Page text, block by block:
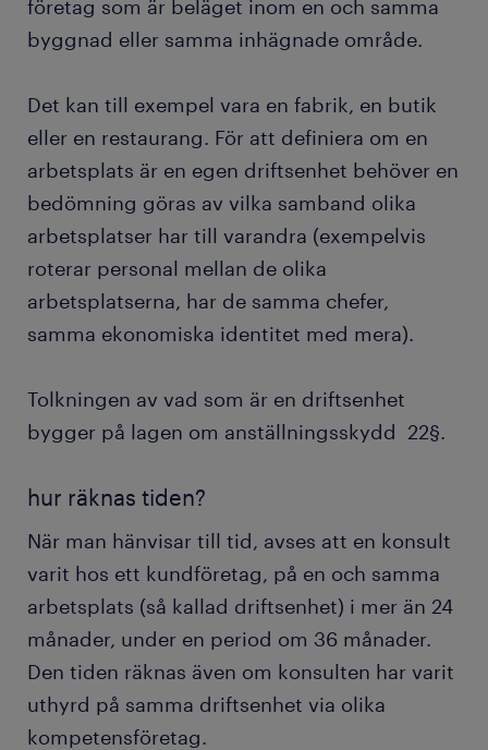
företag som är beläget inom en och samma
byggnad eller samma inhägnade område.
Det kan till exempel vara en fabrik, en butik
eller en restaurang. För att definiera om en
arbetsplats är en egen driftsenhet behöver en
bedömning göras av vilka samband olika
arbetsplatser har till varandra (exempelvis
roterar personal mellan de olika
arbetsplatserna, har de samma chefer,
samma ekonomiska identitet med mera).
Tolkningen av vad som är en driftsenhet
bygger på lagen om anställningsskydd 22§.
hur räknas tiden?
När man hänvisar till tid, avses att en konsult
varit hos ett kundföretag, på en och samma
arbetsplats (så kallad driftsenhet) i mer än 24
månader, under en period om 36 månader.
Den tiden räknas även om konsulten har varit
uthyrd på samma driftsenhet via olika
kompetensföretag.